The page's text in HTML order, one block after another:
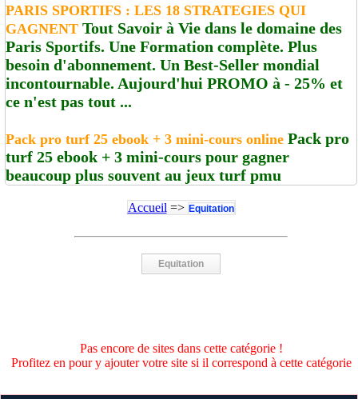
PARIS SPORTIFS : LES 18 STRATEGIES QUI
GAGNENT Tout Savoir à Vie dans le domaine des
Paris Sportifs. Une Formation complète. Plus
besoin d'abonnement. Un Best-Seller mondial
incontournable. Aujourd'hui PROMO à - 25% et
ce n'est pas tout ...
Pack pro turf 25 ebook + 3 mini-cours online Pack pro
turf 25 ebook + 3 mini-cours pour gagner
beaucoup plus souvent au jeux turf pmu
Accueil => Equitation
Equitation
Pas encore de sites dans cette catégorie !
Profitez en pour y ajouter votre site si il correspond à cette catégorie